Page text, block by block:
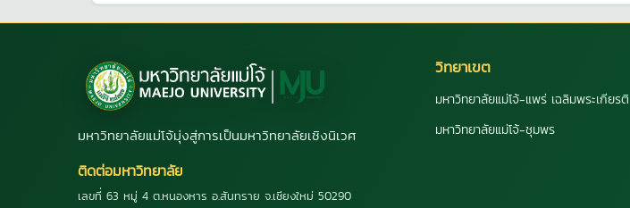
มหาวิทยาลัยแม่โจ้มุ่งสู่การเป็นมหาวิทยาลัยเชิงนิเวศ
ติดต่อมหาวิทยาลัย
เลขที่ 63 หมู่ 4 ต.หนองหาร อ.สันทราย จ.เชียงใหม่ 50290
วิทยาเขต
มหาวิทยาลัยแม่โจ้-แพร่ เฉลิมพระเกียรติ
มหาวิทยาลัยแม่โจ้-ชุมพร